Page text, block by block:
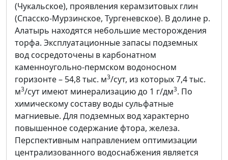
(Чукальское), проявления керамзитовых глин
(Спасско-Мурзинское, Тургеневское). В долине р.
Алатырь находятся небольшие месторождения
торфа. Эксплуатационные запасы подземных
вод сосредоточены в карбонатном
каменноугольно-пермском водоносном
горизонте – 54,8 тыс. м3/сут, из которых 7,4 тыс.
м3/сут имеют минерализацию до 1 г/дм3. По
химическому составу воды сульфатные
магниевые. Для подземных вод характерно
повышенное содержание фтора, железа.
Перспективным направлением оптимизации
централизованного водоснабжения является